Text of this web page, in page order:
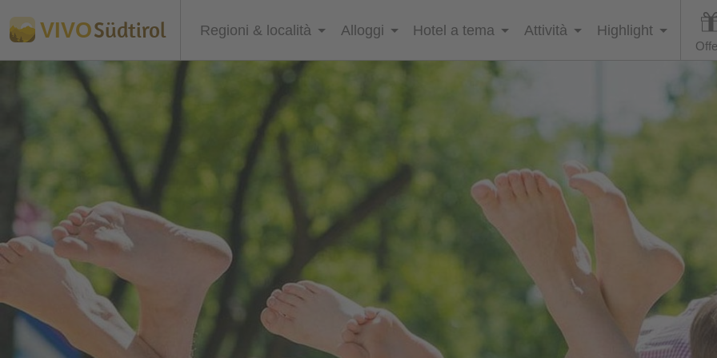
VIVOSüdtirol Regioni & località Alloggi Hotel a tema Attività Highlight